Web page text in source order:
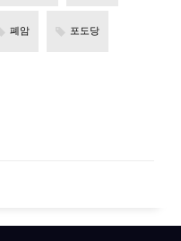
폐암 포도당